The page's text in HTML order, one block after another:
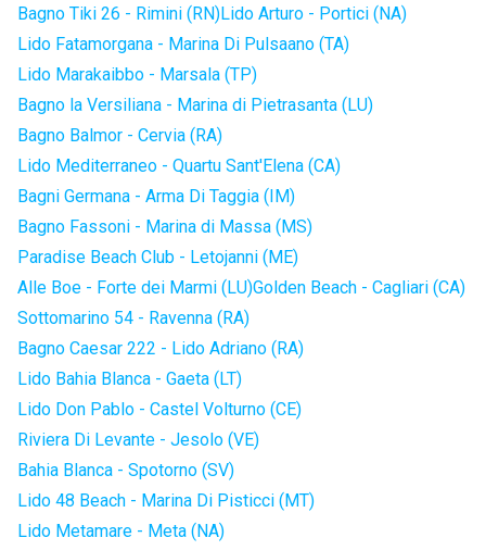
Bagno Tiki 26 - Rimini (RN)Lido Arturo - Portici (NA)
Lido Fatamorgana - Marina Di Pulsaano (TA)
Lido Marakaibbo - Marsala (TP)
Bagno la Versiliana - Marina di Pietrasanta (LU)
Bagno Balmor - Cervia (RA)
Lido Mediterraneo - Quartu Sant'Elena (CA)
Bagni Germana - Arma Di Taggia (IM)
Bagno Fassoni - Marina di Massa (MS)
Paradise Beach Club - Letojanni (ME)
Alle Boe - Forte dei Marmi (LU)Golden Beach - Cagliari (CA)
Sottomarino 54 - Ravenna (RA)
Bagno Caesar 222 - Lido Adriano (RA)
Lido Bahia Blanca - Gaeta (LT)
Lido Don Pablo - Castel Volturno (CE)
Riviera Di Levante - Jesolo (VE)
Bahia Blanca - Spotorno (SV)
Lido 48 Beach - Marina Di Pisticci (MT)
Lido Metamare - Meta (NA)